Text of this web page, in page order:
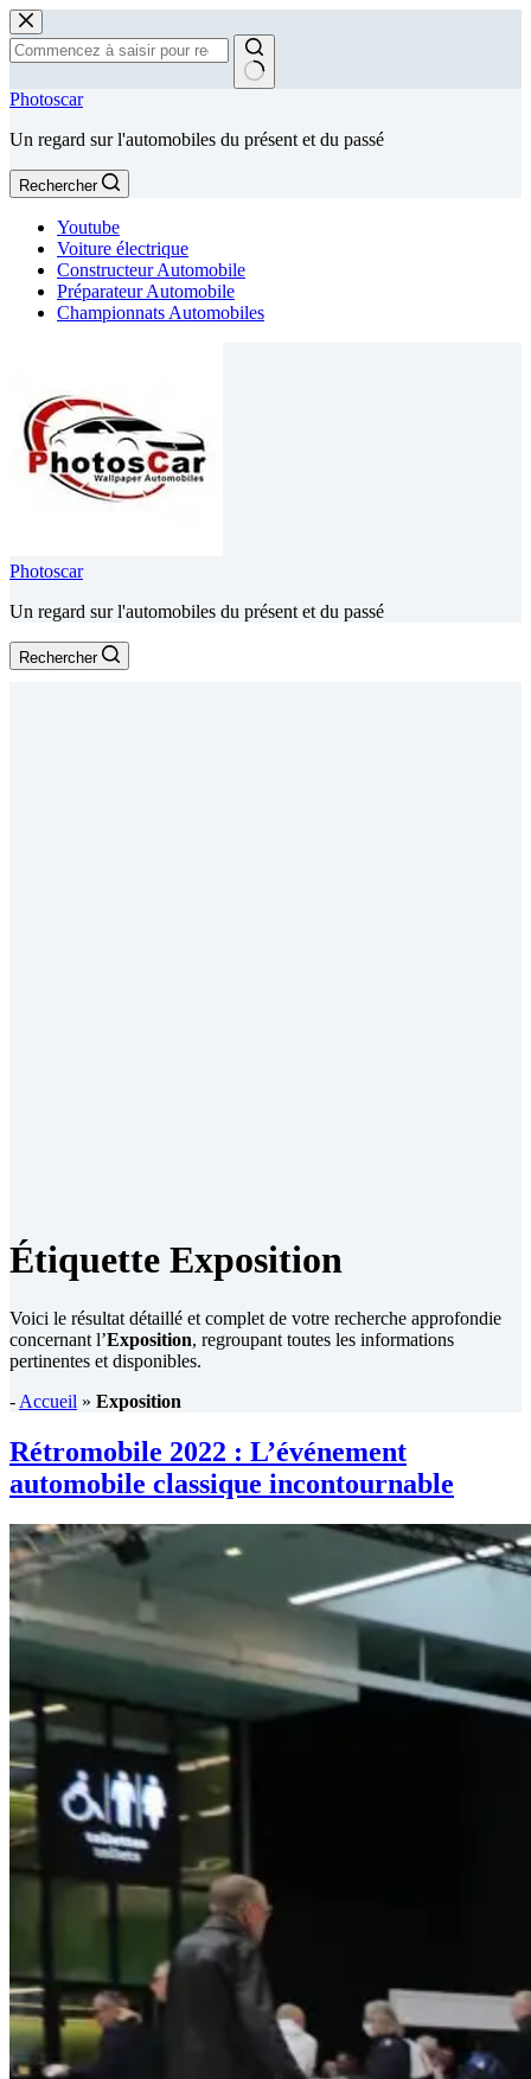
Passer
au
contenu
Aucun
Photoscar
Un regard sur l'automobiles du présent et du passé
Rechercher
Youtube
Voiture électrique
Constructeur Automobile
Préparateur Automobile
Championnats Automobiles
Photoscar
Un regard sur l'automobiles du présent et du passé
Rechercher
Étiquette Exposition
Voici le résultat détaillé et complet de votre recherche approfondie
concernant l’Exposition, regroupant toutes les informations
pertinentes et disponibles.
- Accueil » Exposition
Rétromobile 2022 : L’événement
automobile classique incontournable